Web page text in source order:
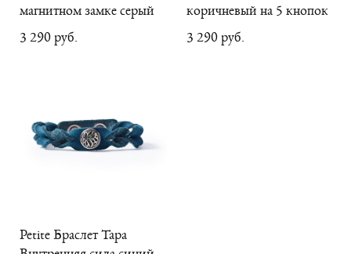
магнитном замке серый
3 290 pуб.
коричневый на 5 кнопок
3 290 pуб.
Petite Браслет Тара